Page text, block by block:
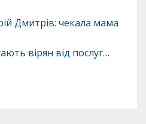
Дмитрів: чекала мама
вірян від послуг…